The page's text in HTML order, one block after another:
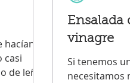
hacían
casi
de leña
Ensalada
vinagre
Si tenemos
necesitamos